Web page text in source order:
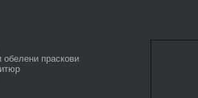
обелени праскови